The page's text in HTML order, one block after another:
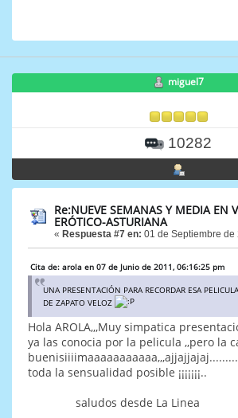
miguel7
10282
Re:NUEVE SEMANAS Y MEDIA EN
ERÓTICO-ASTURIANA
« Respuesta #7 en: 01 de Septiembre de
Cita de: arola en 07 de Junio de 2011, 06:16:25 pm
UNA PRESENTACIÓN PARA RECORDAR ESA
DE ZAPATO VELOZ
Hola AROLA,,,Muy simpatica
ya las conocia por la pelicula ,,pero la
toda la sensualidad posible ¡¡¡¡¡¡¡..
saludos desde La Linea